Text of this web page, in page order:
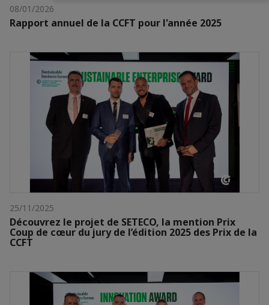
08/01/2026
Rapport annuel de la CCFT pour l'année 2025
25/11/2025
Découvrez le projet de SETECO, la mention Prix
Coup de cœur du jury de l’édition 2025 des Prix de la
CCFT